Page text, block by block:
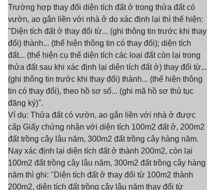
Trường hợp thay đổi diện tích đất ở trong thửa đất có
vườn, ao gắn liền với nhà ở do xác định lại thì thể hiện:
"Diện tích đất ở thay đổi từ... (ghi thông tin trước khi thay
đổi) thành... (thể hiện thông tin có thay đổi); diện tích
đất... (thể hiện cụ thể diện tích các loại đất còn lại trong
thửa đất sau khi xác định lại diện tích đất ở) thay đổi từ...
(ghi thông tin trước khi thay đổi) thành... (thể hiện thông
tin có thay đổi), theo hồ sơ số... (ghi mã hồ sơ thủ tục
đăng ký)".
Ví dụ: Thửa đất có vườn, ao gắn liền với nhà ở được
cấp Giấy chứng nhận với diện tích 100m2 đất ở, 200m2
đất trồng cây lâu năm, 300m2 đất trồng cây hàng năm.
Nay xác định lại diện tích đất ở thành 200m2, còn lại
100m2 đất trồng cây lâu năm, 300m2 đất trồng cây hàng
năm thì ghi: "Diện tích đất ở thay đổi từ 100m2 thành
200m2, diện tích đất trồng cây lâu năm thay đổi từ